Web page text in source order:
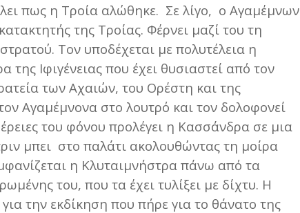
πως η Τροία αλώθηκε. Σε λίγο, ο Αγαμέμνων
της Τροίας. Φέρνει μαζί του τη
Τον υποδέχεται με πολυτέλεια η
Ιφιγένειας που έχει θυσιαστεί από τον
των Αχαιών, του Ορέστη και της
Αγαμέμνονα στο λουτρό και τον δολοφονεί
του φόνου προλέγει η Κασσάνδρα σε μια
μπει στο παλάτι ακολουθώντας τη μοίρα
η Κλυταιμνήστρα πάνω από τα
του, που τα έχει τυλίξει με δίχτυ. Η
την εκδίκηση που πήρε για το θάνατο της